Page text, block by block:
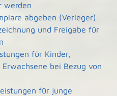
werden
abgeben (Verleger)
und Freigabe für
für Kinder,
bei Bezug von
für junge